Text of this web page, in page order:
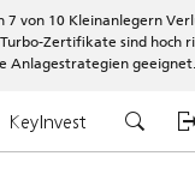
7 von 10 Kleinanlegern
Zertifikate sind hoch
Anlagestrategien geeignet.
KeyInvest